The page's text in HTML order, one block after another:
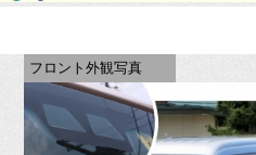
フロント外観写真